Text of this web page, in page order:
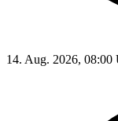
14. Aug. 2026,